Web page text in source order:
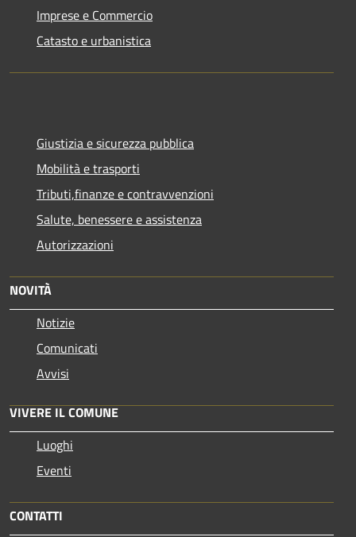
Imprese e Commercio
Catasto e urbanistica
Giustizia e sicurezza pubblica
Mobilità e trasporti
Tributi,finanze e contravvenzioni
Salute, benessere e assistenza
Autorizzazioni
NOVITÀ
Notizie
Comunicati
Avvisi
VIVERE IL COMUNE
Luoghi
Eventi
CONTATTI